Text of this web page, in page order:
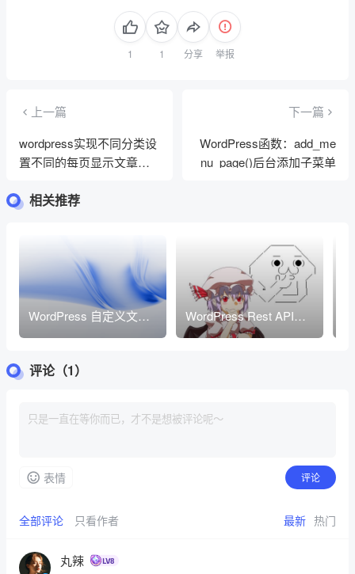
分享 举报
上一篇
wordpress实现不同分类设
置不同的每页显示文章数
下一篇
WordPress函数：add_me
nu_page()后台添加子菜单
相关推荐
WordPress 自定义文章
类型终极教程
WordPress Rest API发
布文章并设置postmeta
评论（1）
表情 评论
全部评论 只看作者 最新 热门
丸辣